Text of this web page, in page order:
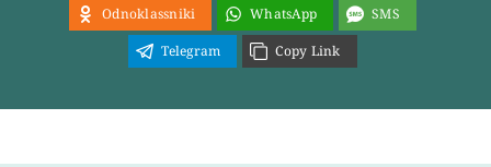
Odnoklassniki
WhatsApp
SMS
Telegram
Copy Link